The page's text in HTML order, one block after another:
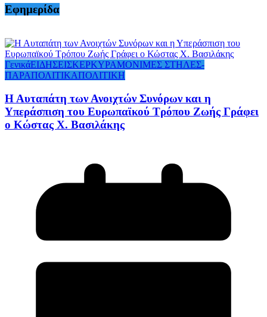
Εφημερίδα
ΓενικάΕΙΔΗΣΕΙΣΚΕΡΚΥΡΑΜΟΝΙΜΕΣ ΣΤΗΛΕΣ-
ΠΑΡΑΠΟΛΙΤΙΚΑΠΟΛΙΤΙΚΗ
Η Αυταπάτη των Ανοιχτών Συνόρων και η
Υπεράσπιση του Ευρωπαϊκού Τρόπου Ζωής Γράφει
ο Κώστας Χ. Βασιλάκης